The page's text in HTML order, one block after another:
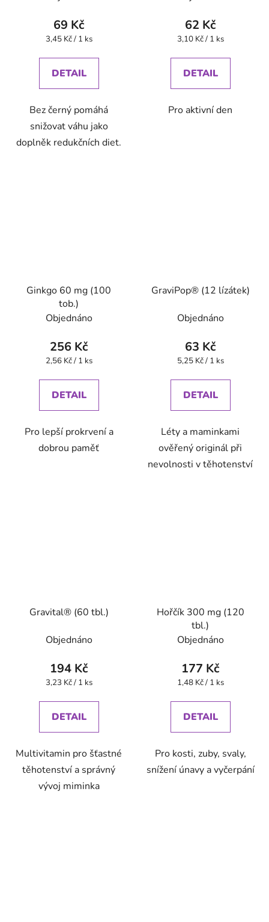
69 Kč
Měrná
3,45 Kč / 1 ks
DETAIL
Bez černý pomáhá
snižovat váhu jako
doplněk redukčních diet.
62 Kč
Měrná
3,10 Kč / 1 ks
DETAIL
Pro aktivní den
Ginkgo 60 mg (100
tob.)
Objednáno
256 Kč
Měrná
2,56 Kč / 1 ks
DETAIL
Pro lepší prokrvení a
dobrou paměť
GraviPop® (12 lízátek)
Objednáno
63 Kč
Měrná
5,25 Kč / 1 ks
DETAIL
Léty a maminkami
ověřený originál při
nevolnosti v těhotenství
Gravital® (60 tbl.)
Objednáno
194 Kč
Měrná
3,23 Kč / 1 ks
DETAIL
Multivitamin pro šťastné
těhotenství a správný
vývoj miminka
Hořčík 300 mg (120
tbl.)
Objednáno
177 Kč
Měrná
1,48 Kč / 1 ks
DETAIL
Pro kosti, zuby, svaly,
snížení únavy a vyčerpání